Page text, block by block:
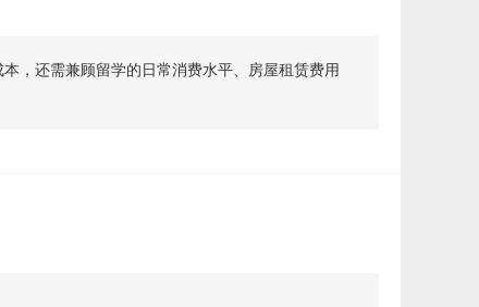
，还需兼顾留学的日常消费水平、房屋租赁费用